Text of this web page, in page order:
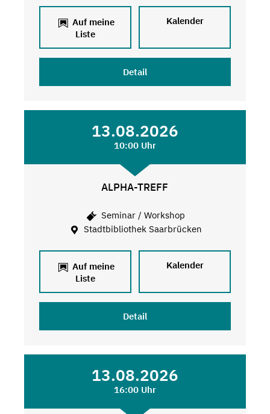
Auf meine
Liste
Kalender
Detail
13.08.2026
10:00 Uhr
ALPHA-TREFF
Seminar / Workshop
Stadtbibliothek Saarbrücken
Auf meine
Liste
Kalender
Detail
13.08.2026
16:00 Uhr